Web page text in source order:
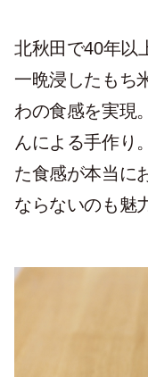
北秋田で40年以
一晩浸したもち
わの食感を実現
んによる手作り
た食感が本当に
ならないのも魅